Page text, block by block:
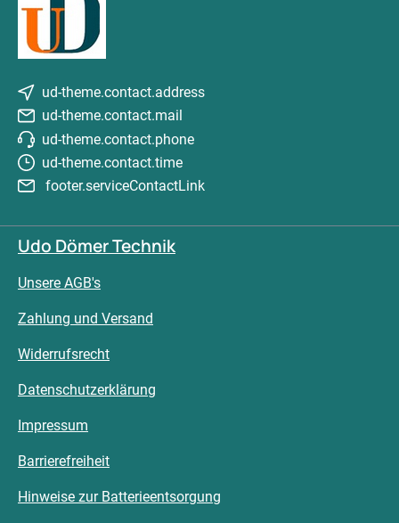
ud-theme.contact.address
ud-theme.contact.mail
ud-theme.contact.phone
ud-theme.contact.time
footer.serviceContactLink
Udo Dömer Technik
Unsere AGB's
Zahlung und Versand
Widerrufsrecht
Datenschutzerklärung
Impressum
Barrierefreiheit
Hinweise zur Batterieentsorgung